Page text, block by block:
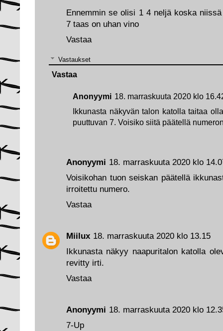
Anonyymi 18. marraskuuta 2020 klo
7-Up
Miilux 18. marraskuuta 2020 klo 13.15
Ikkunasta näkyy naapuritalon katolla
revitty irti.
Vastaa
Anonyymi 18. marraskuuta 2020 klo
Voisikohan tuon seiskan päätellä
irroitettu numero.
Vastaa
Ennemmin se olisi 1 4 neljä koska
7 taas on uhan vino
Vastaa
Vastaukset
Anonyymi 18. marraskuuta 2020 klo
Ikkunasta näkyvän talon katolla taitaa
puuttuvan 7. Voisiko siitä päätellä
Vastaa